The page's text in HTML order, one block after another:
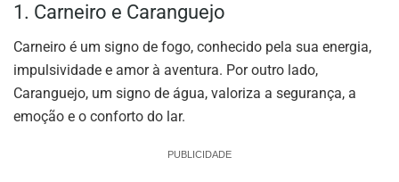
1. Carneiro e Caranguejo
Carneiro é um signo de fogo, conhecido pela sua energia,
impulsividade e amor à aventura. Por outro lado,
Caranguejo, um signo de água, valoriza a segurança, a
emoção e o conforto do lar.
PUBLICIDADE